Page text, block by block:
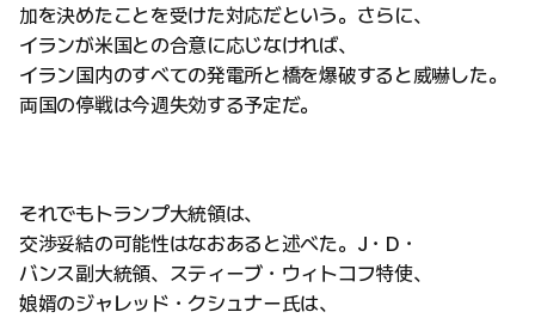
加を決めたことを受けた対応だという。さらに、
イランが米国との合意に応じなければ、
イラン国内のすべての発電所と橋を爆破すると威嚇した。
両国の停戦は今週失効する予定だ。
それでもトランプ大統領は、
交渉妥結の可能性はなおあると述べた。J・D・
バンス副大統領、スティーブ・ウィトコフ特使、
娘婿のジャレッド・クシュナー氏は、